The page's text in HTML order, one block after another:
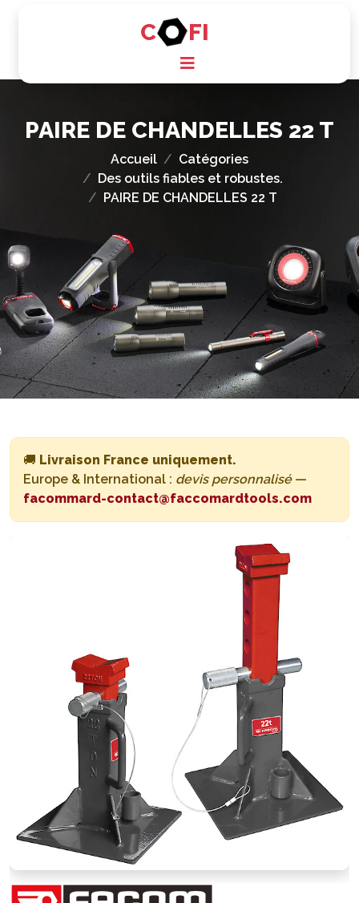
C FI
PAIRE DE CHANDELLES 22 T
Accueil
Catégories
Des outils fiables et robustes.
PAIRE DE CHANDELLES 22 T
🚚 Livraison France uniquement.
Europe & International : devis personnalisé—
facommard-contact@faccomardtools.com